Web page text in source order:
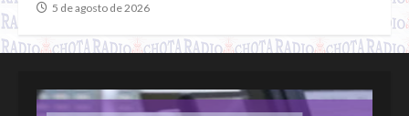
5 de agosto de 2026